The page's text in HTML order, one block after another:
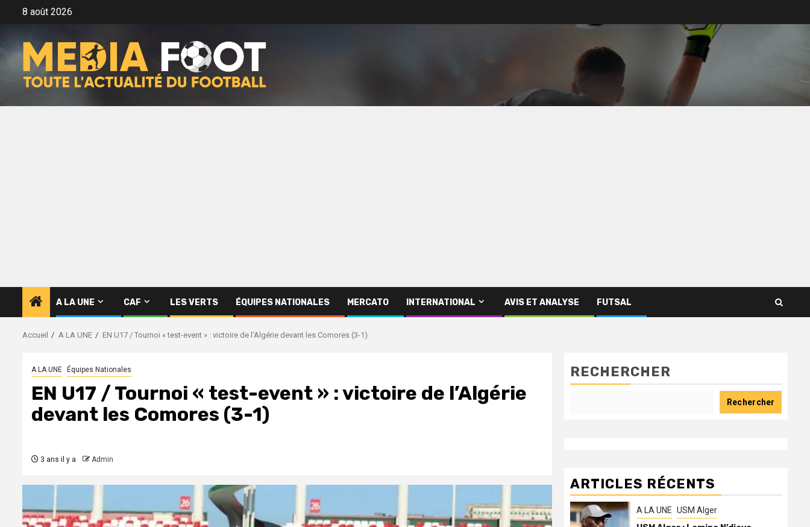
8 août 2026
A LA UNE CAF LES VERTS ÉQUIPES NATIONALES MERCATO INTERNATIONAL AVIS ET ANALYSE FUTSAL
Accueil A LA UNE EN U17 / Tournoi « test-event » : victoire de l’Algérie devant les Comores (3-1)
A LA UNE Équipes Nationales
EN U17 / Tournoi « test-event » : victoire de l’Algérie
devant les Comores (3-1)
3 ans il y a Admin
RECHERCHER
Rechercher
ARTICLES RÉCENTS
A LA UNE USM Alger